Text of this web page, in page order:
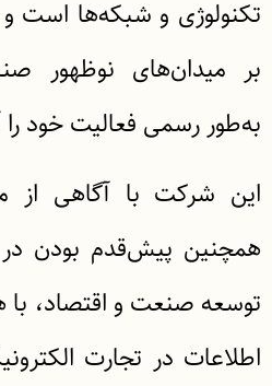
تکنولوژی و شبکه‌ها است و
بر میدان‌های نوظهور
به‌طور رسمی فعالیت خود را
این شرکت با آگاهی از
همچنین پیش‌قدم بودن در
توسعه صنعت و اقتصاد، با
اطلاعات در تجارت